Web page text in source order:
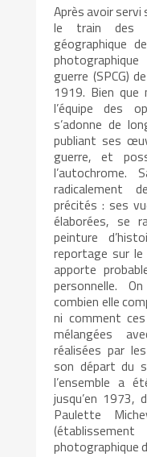
Après avoir servi
le train des
géographique
guerre (SPCG)
1919. Bien que
l’équipe des
s’adonne de
publiant ses
guerre, et
l’autochrome.
radicalement
précités : ses
élaborées, se
peinture
reportage sur le
apporte
personnelle.
combien elle
ni comment
mélangées
réalisées par
son départ du
l’ensemble a
jusqu’en 1973,
Paulette
photographique